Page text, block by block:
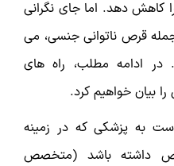
کاهش دهد. اما جای نگرانی
قرص ناتوانی جنسی، می
ادامه مطلب، راه های
بیان خواهیم کرد.
به پزشکی که در زمینه
داشته باشد (متخصص